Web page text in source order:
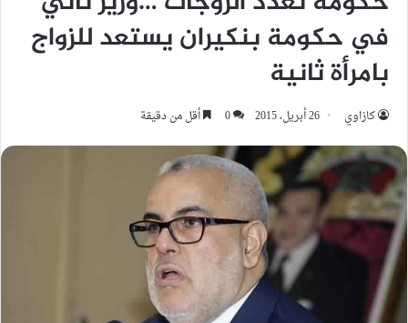
في حكومة بنكيران يستعد للزواج
بامرأة ثانية
كازاوي 26 أبريل، 2015 0 أقل من دقيقة